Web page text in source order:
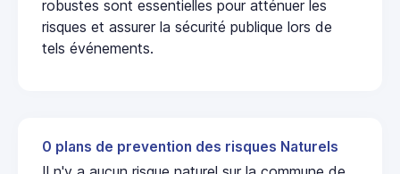
robustes sont essentielles pour atténuer les
risques et assurer la sécurité publique lors de
tels événements.
0 plans de prevention des risques Naturels